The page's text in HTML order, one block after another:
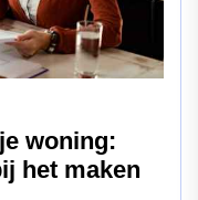
woning:
het maken